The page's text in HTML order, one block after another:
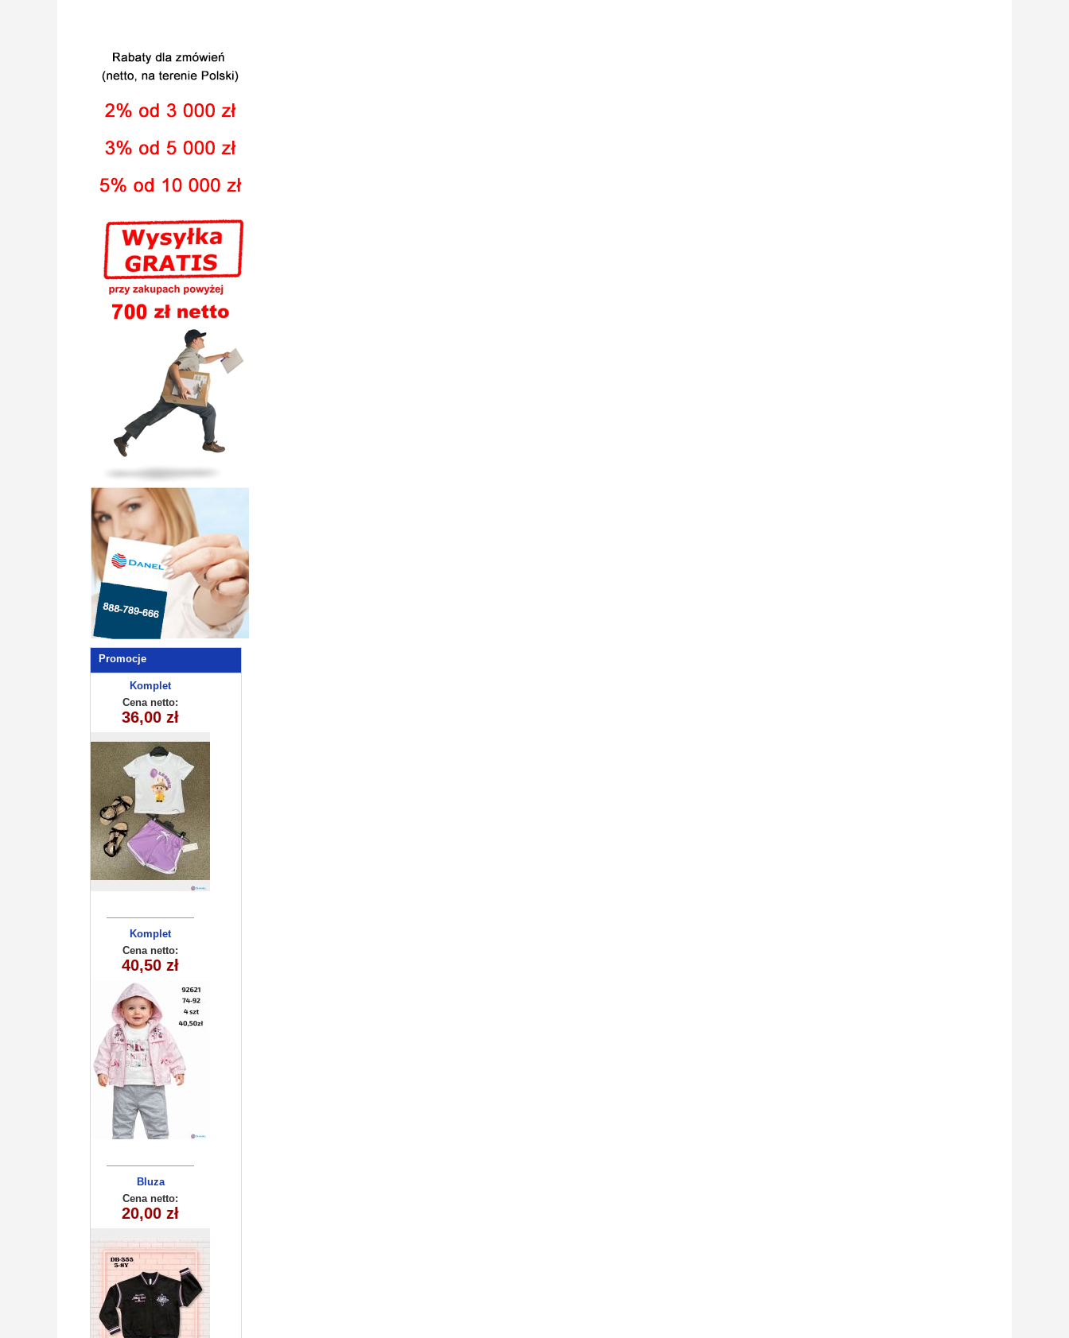
Promocje
Komplet
dziecięcy
260625-30
(3/4-13/14)
6szt
Cena netto:
36,00 zł
Komplet
niemowlęcy
92621 (74-92)
4szt
Cena netto:
40,50 zł
Bluza
dziecięca
290525-DB355
(3-8) 10szt
Cena netto:
20,00 zł